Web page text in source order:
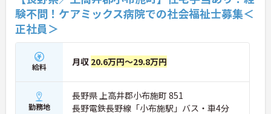
験不問！ケアミックス病院での社会福祉士募集＜
正社員＞
給料 月収 20.6万円～29.8万円
勤務地
長野県 上高井郡小布施町 851
長野電鉄長野線「小布施駅」バス・車4分